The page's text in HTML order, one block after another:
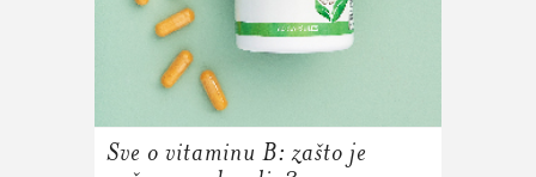
Sve o vitaminu B: zašto je